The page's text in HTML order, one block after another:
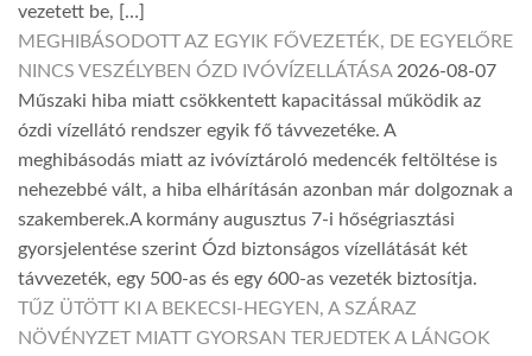
vezetett be, […]
MEGHIBÁSODOTT AZ EGYIK FŐVEZETÉK, DE EGYELŐRE
NINCS VESZÉLYBEN ÓZD IVÓVÍZELLÁTÁSA 2026-08-07
Műszaki hiba miatt csökkentett kapacitással működik az
ózdi vízellátó rendszer egyik fő távvezetéke. A
meghibásodás miatt az ivóvíztároló medencék feltöltése is
nehezebbé vált, a hiba elhárításán azonban már dolgoznak a
szakemberek.A kormány augusztus 7-i hőségriasztási
gyorsjelentése szerint Ózd biztonságos vízellátását két
távvezeték, egy 500-as és egy 600-as vezeték biztosítja.
TŰZ ÜTÖTT KI A BEKECSI-HEGYEN, A SZÁRAZ
NÖVÉNYZET MIATT GYORSAN TERJEDTEK A LÁNGOK